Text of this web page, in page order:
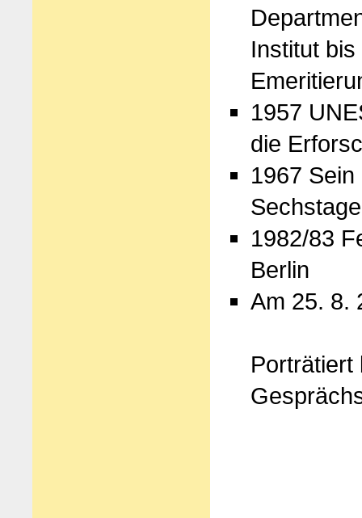
Institut
1957
die
1967
1982/83
Berlin
Am 25. 8.